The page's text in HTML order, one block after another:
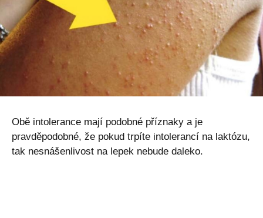
Obě intolerance mají podobné příznaky a je
pravděpodobné, že pokud trpíte intolerancí na laktózu,
tak nesnášenlivost na lepek nebude daleko.